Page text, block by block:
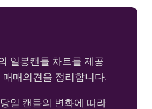
일봉캔들 차트를 제공
매의견을 정리합니다.
일 캔들의 변화에 따라